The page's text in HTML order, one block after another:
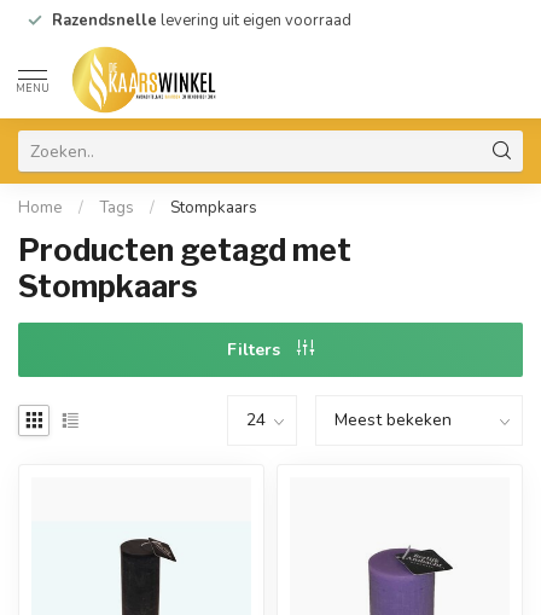
Razendsnelle levering uit eigen voorraad
MENU
Home / Tags / Stompkaars
Producten getagd met
Stompkaars
Filters